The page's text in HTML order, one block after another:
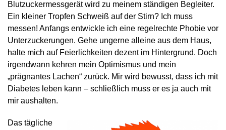
Blutzuckermessgerät wird zu meinem ständigen Begleiter.
Ein kleiner Tropfen Schweiß auf der Stirn? Ich muss
messen! Anfangs entwickle ich eine regelrechte Phobie vor
Unterzuckerungen. Gehe ungerne alleine aus dem Haus,
halte mich auf Feierlichkeiten dezent im Hintergrund. Doch
irgendwann kehren mein Optimismus und mein
„prägnantes Lachen“ zurück. Mir wird bewusst, dass ich mit
Diabetes leben kann – schließlich muss er es ja auch mit
mir aushalten.
Das tägliche